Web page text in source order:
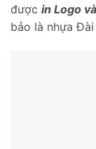
được in Logo
bảo là nhựa Đài